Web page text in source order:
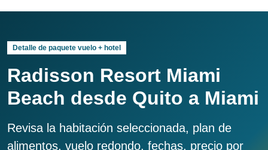
Detalle de paquete vuelo + hotel
Radisson Resort Miami
Beach desde Quito a Miami
Revisa la habitación seleccionada, plan de
alimentos, vuelo redondo, fechas, precio por